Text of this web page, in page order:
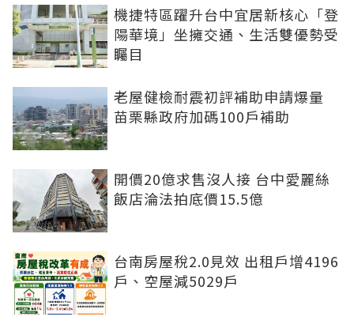
機捷特區躍升台中宜居新核心「登
陽華境」坐擁交通、生活雙優勢受
矚目
老屋健檢耐震初評補助申請爆量
苗栗縣政府加碼100戶補助
開價20億求售沒人接 台中愛麗絲
飯店淪法拍底價15.5億
台南房屋稅2.0見效 出租戶增4196
戶、空屋減5029戶